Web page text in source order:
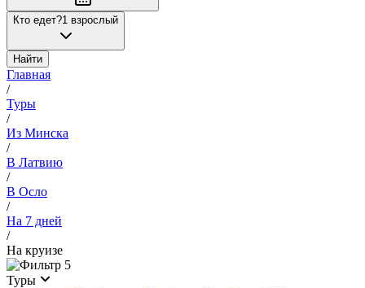
Кто едет?1 взрослый
Найти
Главная
/
Туры
/
Из Минска
/
В Латвию
/
В Осло
/
На 7 дней
/
На круизе
5
Туры